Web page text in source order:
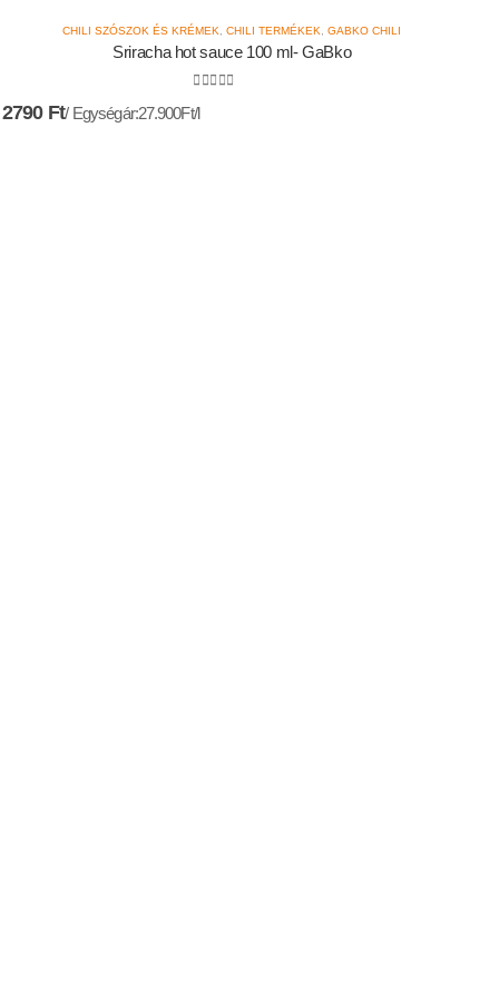
CHILI SZÓSZOK ÉS KRÉMEK ,CHILI TERMÉKEK ,GABKO CHILI
Sriracha hot sauce 100 ml- GaBko
2790 Ft Egységár:27.900Ft/l